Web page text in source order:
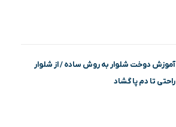
آموزش دوخت شلوار به روش ساده / از شلوار
راحتی تا دم پا گشاد